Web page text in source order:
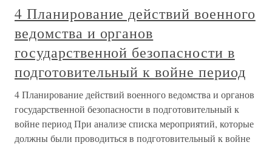
4 Планирование действий военного
ведомства и органов
государственной безопасности в
подготовительный к войне период
4 Планирование действий военного ведомства и органов
государственной безопасности в подготовительный к
войне период При анализе списка мероприятий, которые
должны были проводиться в подготовительный к войне